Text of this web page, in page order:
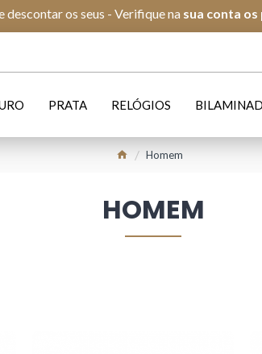
descontar os seus - Verifique na sua conta
PRATA RELÓGIOS
Homem
HOMEM